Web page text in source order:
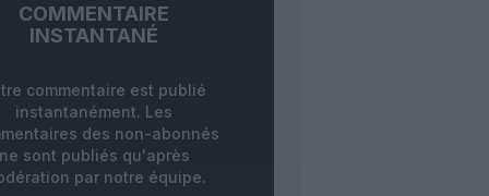
COMMENTAIRE
INSTANTANÉ
commentaire est publié
instantanément. Les
des non-abonnés
ne sont publiés qu'après
par notre équipe.